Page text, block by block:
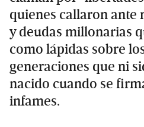
quienes callaron ante
y deudas millonarias
como lápidas sobre
generaciones que ni
nacido cuando se
infames.